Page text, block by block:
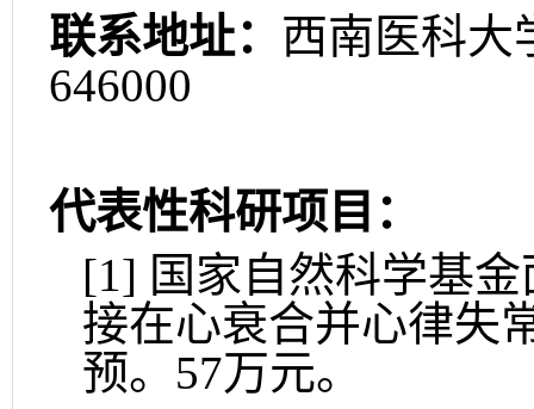
联系地址： 西南医科大
646000
代表性科研项目：
[1] 国家自然科学基
接在心衰合并心律失
预。 57万元。